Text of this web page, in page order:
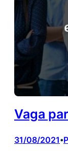
Vaga
31/08/2021•